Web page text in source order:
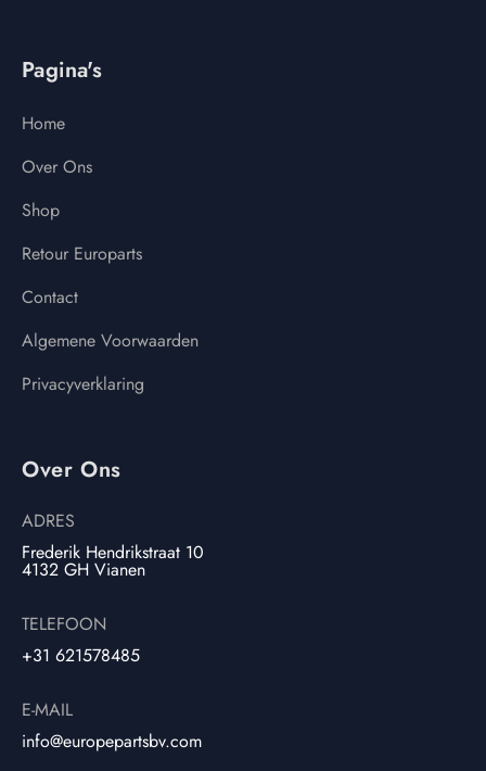
Pagina's
Home
Over Ons
Shop
Retour Europarts
Contact
Algemene Voorwaarden
Privacyverklaring
Over Ons
ADRES
Frederik Hendrikstraat 10
4132 GH Vianen
TELEFOON
+31 621578485
E-MAIL
info@europepartsbv.com